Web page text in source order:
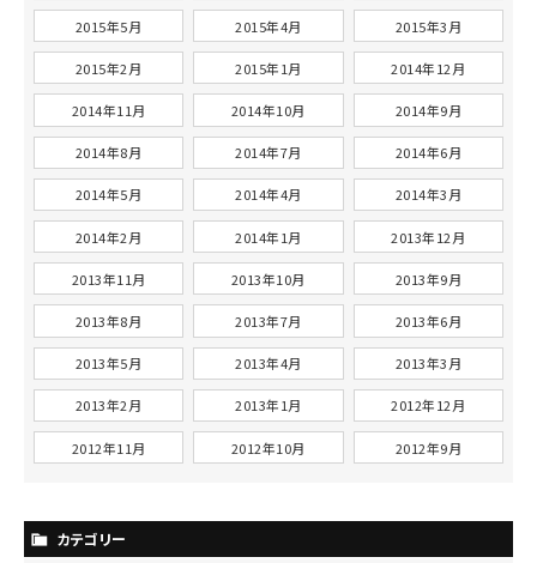
2015年5月 2015年4月 2015年3月
2015年2月 2015年1月 2014年12月
2014年11月 2014年10月 2014年9月
2014年8月 2014年7月 2014年6月
2014年5月 2014年4月 2014年3月
2014年2月 2014年1月 2013年12月
2013年11月 2013年10月 2013年9月
2013年8月 2013年7月 2013年6月
2013年5月 2013年4月 2013年3月
2013年2月 2013年1月 2012年12月
2012年11月 2012年10月 2012年9月
カテゴリー